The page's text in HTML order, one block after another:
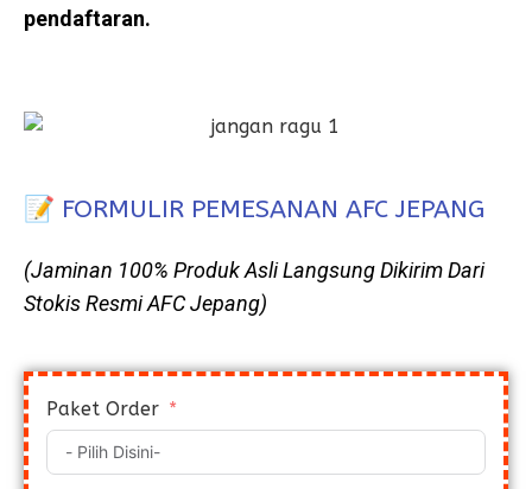
pendaftaran.
📝 FORMULIR PEMESANAN AFC JEPANG
(Jaminan 100% Produk Asli Langsung Dikirim Dari
Stokis Resmi AFC Jepang)
Paket Order